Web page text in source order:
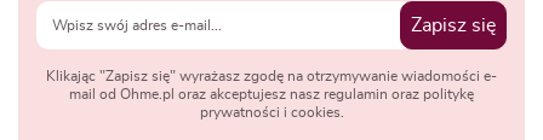
Zapisz się
Klikając "Zapisz się" wyrażasz zgodę na otrzymywanie wiadomości e-
mail od Ohme.pl oraz akceptujesz nasz regulamin oraz politykę
prywatności i cookies.